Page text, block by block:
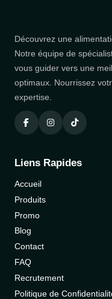
Découvrez une
Notre équipe de
vous guider vers une
optimaux. Nourrissez
expertise.
Liens Rapides
Accueil
Produits
Promo
Blog
Contact
FAQ
Recrutement
Politique de